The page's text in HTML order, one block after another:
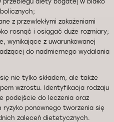
diety bogatej w białko
z przewlekłymi zakażeniami
rosnąć i osiągać duże rozmiary;
wynikające z uwarunkowanej
do nadmiernego wydalania
nie tylko składem, ale także
wzrostu. Identyfikacja rodzaju
podejście do leczenia oraz
ryzyko ponownego tworzenia się
zaleceń dietetycznych.